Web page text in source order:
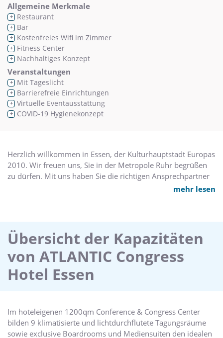
Allgemeine Merkmale
+ Restaurant
+ Bar
+ Kostenfreies Wifi im Zimmer
+ Fitness Center
+ Nachhaltiges Konzept
Veranstaltungen
+ Mit Tageslicht
+ Barrierefreie Einrichtungen
+ Virtuelle Eventausstattung
+ COVID-19 Hygienekonzept
Herzlich willkommen in Essen, der Kulturhauptstadt Europas
2010. Wir freuen uns, Sie in der Metropole Ruhr begrüßen
zu dürfen. Mit uns haben Sie die richtigen Ansprechpartner
für Ihre Veranstaltung gefunden. Wir, das Team des
Ob Tagung, Geschäftsreise oder Kultur: Zentral im beliebten
Stadtteil Rüttenscheid gelegen, bietet das ATLANTIC
Congress Hotel den perfekten Rahmen für Ihren Aufenthalt
in der Ruhrmetropole. Unser Hotelneubau, welcher im
Januar 2010 eröffnet wurde, liegt direkt neben der
entfernt. Im benachbarten Grugapark finden Sie zahlreiche
Spazierwege und Joggingmöglichkeiten. Die "RÜ", Essens
Boutiquen- und Gastronomiemeile, ist nur 500m entfernt
mehr lesen
Übersicht der Kapazitäten
von ATLANTIC Congress
Hotel Essen
Im hoteleigenen 1200qm Conference & Congress Center
bilden 9 klimatisierte und lichtdurchflutete Tagungsräume
sowie exclusive Boardrooms und Mediensuiten den idealen